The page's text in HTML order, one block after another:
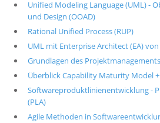
Unified Modeling Language (UML) -
und Design (OOAD)
Rational Unified Process (RUP)
UML mit Enterprise Architect (EA)
Grundlagen des Projektmanagements
Überblick Capability Maturity Model
Softwareproduktlinienentwicklung -
(PLA)
Agile Methoden in